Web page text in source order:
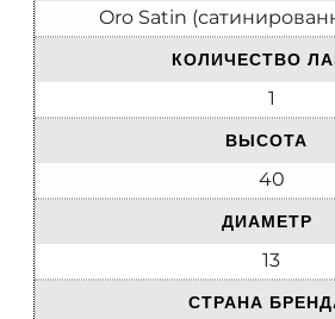
Oro Satin
КОЛИЧЕСТВО
1
ВЫСОТА
40
ДИАМЕТР
13
СТРАНА